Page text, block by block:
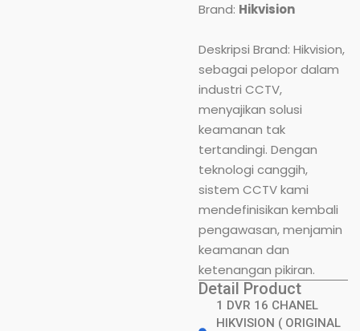
Brand: Hikvision
Deskripsi Brand: Hikvision,
sebagai pelopor dalam
industri CCTV,
menyajikan solusi
keamanan tak
tertandingi. Dengan
teknologi canggih,
sistem CCTV kami
mendefinisikan kembali
pengawasan, menjamin
keamanan dan
ketenangan pikiran.
Detail Product
1 DVR 16 CHANEL
HIKVISION ( ORIGINAL